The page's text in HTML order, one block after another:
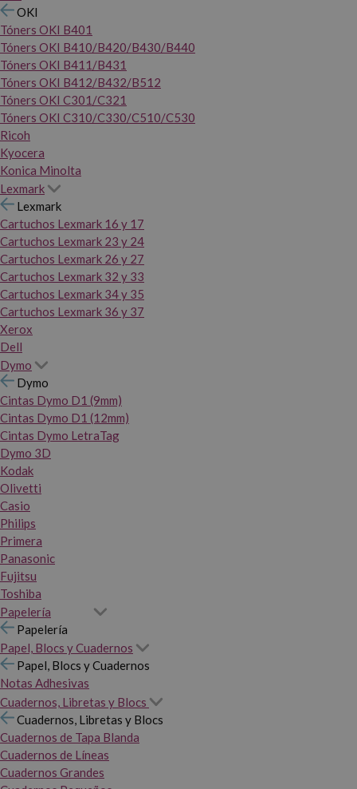
OKI
Tóners OKI B401
Tóners OKI B410/B420/B430/B440
Tóners OKI B411/B431
Tóners OKI B412/B432/B512
Tóners OKI C301/C321
Tóners OKI C310/C330/C510/C530
Ricoh
Kyocera
Konica Minolta
Lexmark
Lexmark
Cartuchos Lexmark 16 y 17
Cartuchos Lexmark 23 y 24
Cartuchos Lexmark 26 y 27
Cartuchos Lexmark 32 y 33
Cartuchos Lexmark 34 y 35
Cartuchos Lexmark 36 y 37
Xerox
Dell
Dymo
Dymo
Cintas Dymo D1 (9mm)
Cintas Dymo D1 (12mm)
Cintas Dymo LetraTag
Dymo 3D
Kodak
Olivetti
Casio
Philips
Primera
Panasonic
Fujitsu
Toshiba
Papelería
Papelería
Papel, Blocs y Cuadernos
Papel, Blocs y Cuadernos
Notas Adhesivas
Cuadernos, Libretas y Blocs
Cuadernos, Libretas y Blocs
Cuadernos de Tapa Blanda
Cuadernos de Líneas
Cuadernos Grandes